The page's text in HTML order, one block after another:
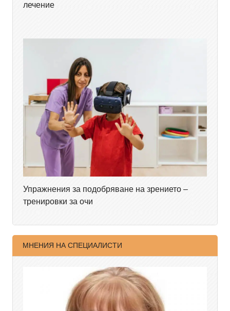
лечение
Упражнения за подобряване на зрението –
тренировки за очи
МНЕНИЯ НА СПЕЦИАЛИСТИ